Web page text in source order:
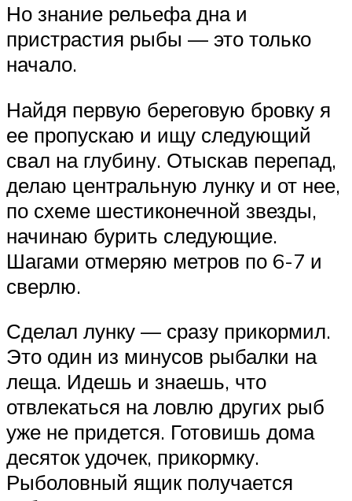
Но знание рельефа дна и
пристрастия рыбы — это только
начало.
Найдя первую береговую бровку я
ее пропускаю и ищу следующий
свал на глубину. Отыскав перепад,
делаю центральную лунку и от нее,
по схеме шестиконечной звезды,
начинаю бурить следующие.
Шагами отмеряю метров по 6-7 и
сверлю.
Сделал лунку — сразу прикормил.
Это один из минусов рыбалки на
леща. Идешь и знаешь, что
отвлекаться на ловлю других рыб
уже не придется. Готовишь дома
десяток удочек, прикормку.
Рыболовный ящик получается